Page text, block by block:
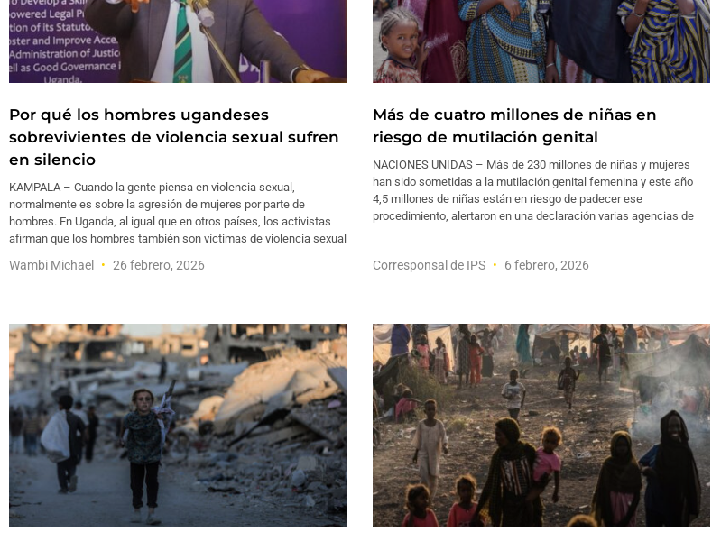
Por qué los hombres ugandeses
sobrevivientes de violencia sexual sufren
en silencio
KAMPALA – Cuando la gente piensa en violencia sexual,
normalmente es sobre la agresión de mujeres por parte de
hombres. En Uganda, al igual que en otros países, los activistas
afirman que los hombres también son víctimas de violencia sexual
Wambi Michael 26 febrero, 2026
Más de cuatro millones de niñas en
riesgo de mutilación genital
NACIONES UNIDAS – Más de 230 millones de niñas y mujeres
han sido sometidas a la mutilación genital femenina y este año
4,5 millones de niñas están en riesgo de padecer ese
procedimiento, alertaron en una declaración varias agencias de
Corresponsal de IPS 6 febrero, 2026